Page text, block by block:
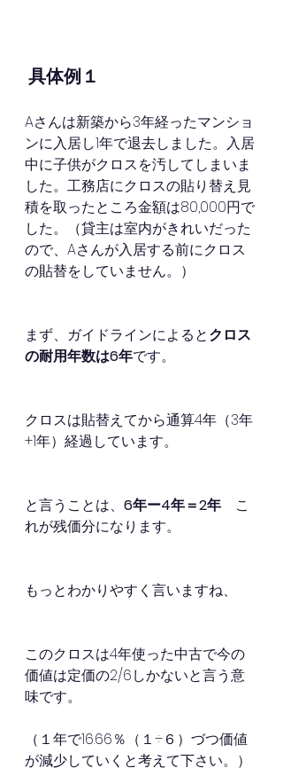
具体例１
Aさんは新築から3年経ったマンショ
ンに入居し1年で退去しました。入居
中に子供がクロスを汚してしまいま
した。工務店にクロスの貼り替え見
積を取ったところ金額は80,000円で
した。（貸主は室内がきれいだった
ので、Aさんが入居する前にクロス
の貼替をしていません。）
まず、ガイドラインによるとクロス
の耐用年数は6年です。
クロスは貼替えてから通算4年（3年
+1年）経過しています。
と言うことは、 6年ー4年＝2年 こ
れが残価分になります。
もっとわかりやすく言いますね、
このクロスは4年使った中古で今の
価値は定価の2/6しかないと言う意
味です。
（１年で16.66％（１÷６）づつ価値
が減少していくと考えて下さい。）